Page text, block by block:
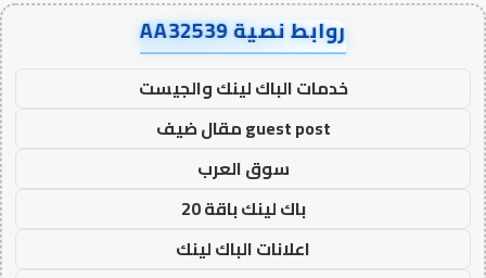
روابط نصية AA32539
خدمات الباك لينك والجيست
guest post مقال ضيف
سوق العرب
باك لينك باقة 20
اعلانات الباك لينك